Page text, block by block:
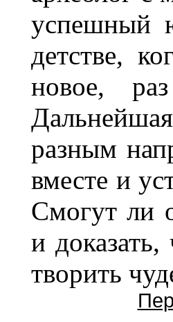
успешный
детстве,
новое,
разным
вместе и
Смогут ли
и
творить